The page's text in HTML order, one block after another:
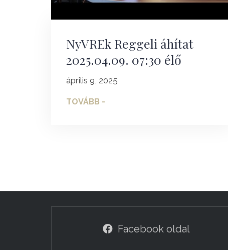
NyVREk Reggeli áhítat
2025.04.09. 07:30 élő
április 9, 2025
TOVÁBB -
Facebook oldal